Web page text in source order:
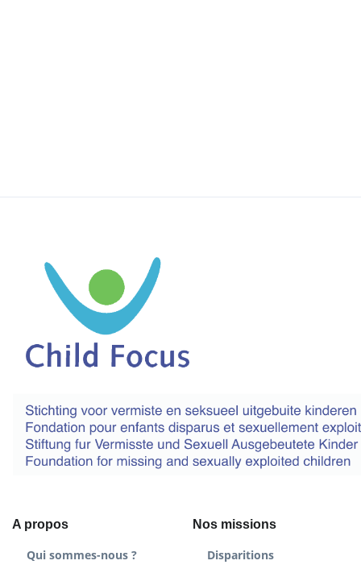
A propos
Qui sommes-nous ?
Nos missions
Disparitions